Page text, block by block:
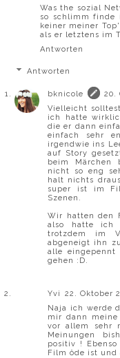
Was the sozial
so schlimm
keiner meiner
als er letztens im
Antworten
Antworten
bknicole
20.
Vielleicht
ich hatte
die er dann
einfach sehr
irgendwie ins
auf Story
beim Märchen
nicht so eng
halt nichts
super ist im
Szenen.
Wir hatten den
also hatte ich
trotzdem im
abgeneigt ihn
alle
gehen :D.
Yvi
22. Oktober
Naja ich werde
mir dann
vor allem sehr
Meinungen
positiv !
Film öde ist und